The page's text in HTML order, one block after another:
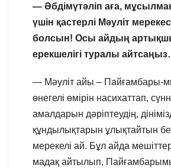
— Әбдімүтәліп аға,
үшін қастерлі Мәуліт
болсын! Осы айдың
ерекшелігі туралы
— Мәуліт айы – Пайғамбары-
өнегелі өмірін насихаттап,
амалдарын дәріптеудің,
құндылықтарын ұлықтайтын
мерекелі ай. Бұл айда
мадақ айтылып,